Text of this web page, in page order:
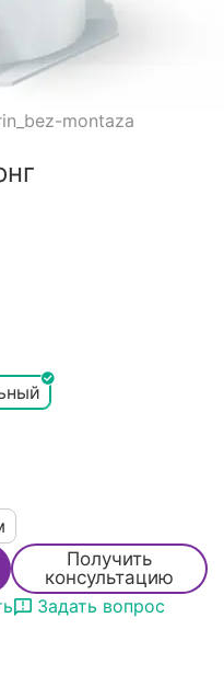
montaza
Получить
консультацию
Задать вопрос